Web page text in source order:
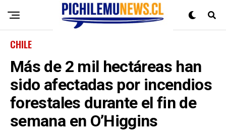
CHILE
Más de 2 mil hectáreas han
sido afectadas por incendios
forestales durante el fin de
semana en O’Higgins